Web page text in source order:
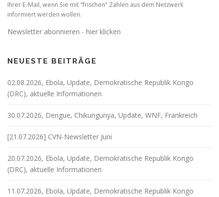
Ihrer E-Mail, wenn Sie mit "frischen" Zahlen aus dem Netzwerk
informiert werden wollen.
Newsletter abonnieren - hier klicken
NEUESTE BEITRÄGE
02.08.2026, Ebola, Update, Demokratische Republik Kongo
(DRC), aktuelle Informationen
30.07.2026, Dengue, Chikungunya, Update, WNF, Frankreich
[21.07.2026] CVN-Newsletter Juni
20.07.2026, Ebola, Update, Demokratische Republik Kongo
(DRC), aktuelle Informationen
11.07.2026, Ebola, Update, Demokratische Republik Kongo